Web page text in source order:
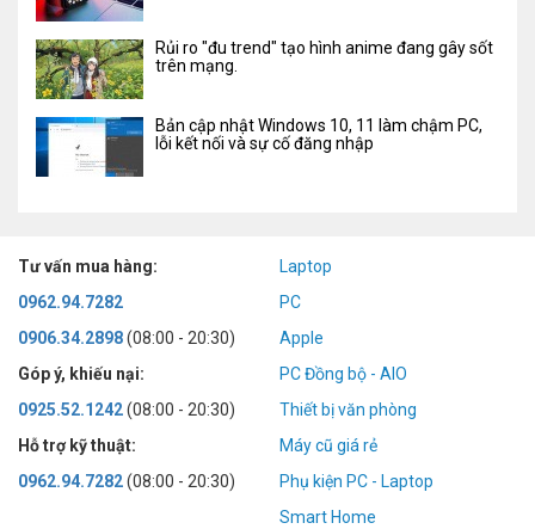
Rủi ro "đu trend" tạo hình anime đang gây sốt
trên mạng.
Bản cập nhật Windows 10, 11 làm chậm PC,
lỗi kết nối và sự cố đăng nhập
Tư vấn mua hàng:
0962.94.7282
0906.34.2898(08:00 - 20:30)
Góp ý, khiếu nại:
0925.52.1242(08:00 - 20:30)
Hỗ trợ kỹ thuật:
0962.94.7282(08:00 - 20:30)
Laptop
PC
Apple
PC Đồng bộ - AIO
Thiết bị văn phòng
Máy cũ giá rẻ
Phụ kiện PC - Laptop
Smart Home